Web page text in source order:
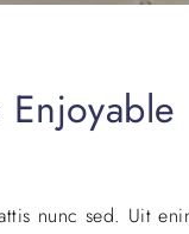
nunc sed. Uit